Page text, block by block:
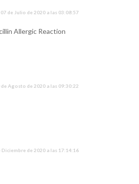
07 de Julio de 2020 a las 03:08:57
Allergic Reaction
de Agosto de 2020 a las 09:30:22
Diciembre de 2020 a las 17:14:16